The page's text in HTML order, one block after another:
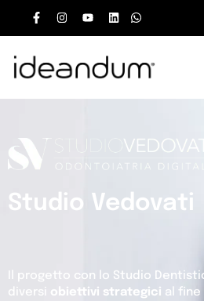
Studio Vedovati
Il progetto con lo Studio
diversi obiettivi strategici al fine